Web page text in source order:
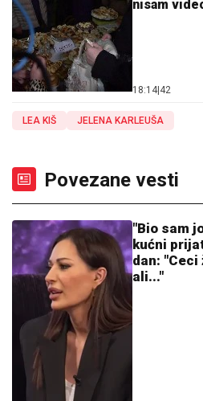
nisam
18:14|42
LEA KIŠ JELENA KARLEUŠA
Povezane vesti
"Bio sam
kućni
dan:
ali..."